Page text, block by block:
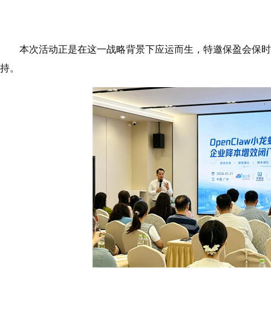
本次活动正是在这一战略背景下应运而生，特邀保盈会保
持。